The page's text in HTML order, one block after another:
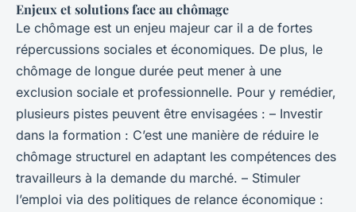
Enjeux et solutions face au chômage
Le chômage est un enjeu majeur car il a de fortes
répercussions sociales et économiques. De plus, le
chômage de longue durée peut mener à une
exclusion sociale et professionnelle. Pour y remédier,
plusieurs pistes peuvent être envisagées : – Investir
dans la formation : C’est une manière de réduire le
chômage structurel en adaptant les compétences des
travailleurs à la demande du marché. – Stimuler
l’emploi via des politiques de relance économique :